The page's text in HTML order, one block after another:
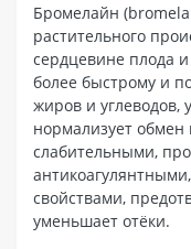
Бромелайн
растительного
сердцевине плода и
более быстрому и
жиров и
нормализует
слабительными,
свойствами,
уменьшает отёки.